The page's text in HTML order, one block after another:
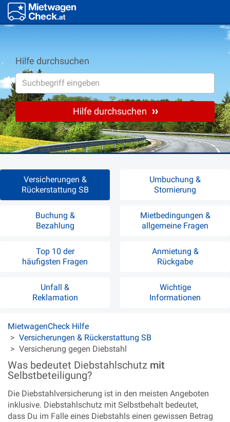
Hilfe durchsuchen
Hilfe durchsuchen
Versicherungen &
Rückerstattung SB
Umbuchung &
Stornierung
Buchung &
Bezahlung
Mietbedingungen &
allgemeine Fragen
Top 10 der
häufigsten Fragen
Anmietung &
Rückgabe
Unfall &
Reklamation
Wichtige
Informationen
MietwagenCheck Hilfe
Versicherungen & Rückerstattung SB
Versicherung gegen Diebstahl
Was bedeutet Diebstahlschutz mit
Selbstbeteiligung?
Die Diebstahlversicherung ist in den meisten Angeboten
inklusive. Diebstahlschutz mit Selbstbehalt bedeutet,
dass Du im Falle eines Diebstahls einen gewissen Betrag